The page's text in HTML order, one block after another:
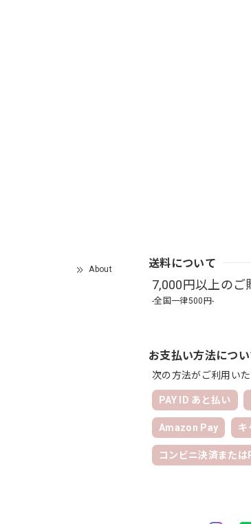
About 送料について
7,000円以上のご
-全国一律500円-
お支払い方法につ
次の方法がご利用いた
PAY ID あと払い
Amazon Pay キ
コンビニ決済また